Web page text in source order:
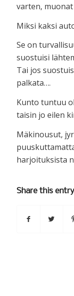
varten,
Miksi kaksi
Se on
suostuisi
Tai jos
palkata….
Kunto tuntuu
taisin jo eilen
Mäkinousut,
harjoituksista
Share this entry